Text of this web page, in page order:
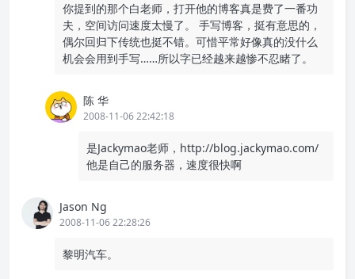
你提到的那个白老师，打开他的博客真是费了一番功
夫，空间访问速度太慢了。 手写博客，挺有意思的，
偶尔回归下传统也挺不错。可惜平常好像真的没什么
机会会用到手写……所以字已经越来越惨不忍睹了。
陈 华
2008-11-06 22:42:18
是Jackymao老师，http://blog.jackymao.com/
他是自己的服务器，速度很快啊
Jason Ng
2008-11-06 22:28:26
黎明汽车。